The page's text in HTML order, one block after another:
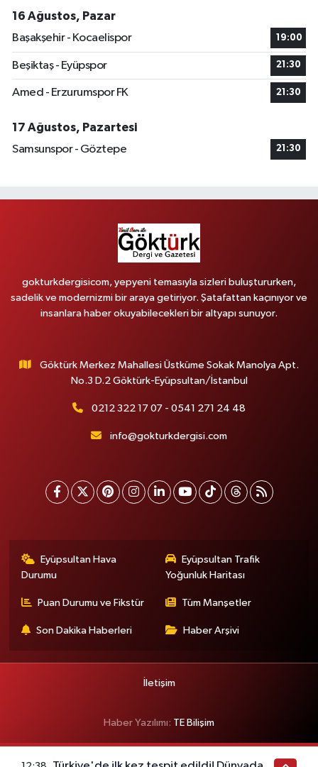
16 Ağustos, Pazar
Başakşehir - Kocaelispor
19:00
Beşiktaş - Eyüpspor 21:30
Amed - Erzurumspor FK 21:30
17 Ağustos, Pazartesi
Samsunspor - Göztepe
21:30
gokturkdergisicom, yepyeni temasıyla sizleri buluştururken,
sadelik ve modernizmi bir araya getiriyor. Şatafattan kaçınıyor ve
insanlara haber okuyabilecekleri bir altyapı sunuyor.
Göktürk Merkez Mahallesi Üstküme Sokak Manolya Apt.
No.3 D.2 Göktürk-Eyüpsultan/İstanbul
0212 322 17 07 - 0541 271 24 48
info@gokturkdergisi.com
Eyüpsultan Hava
Durumu
Eyüpsultan Trafik
Yoğunluk Haritası
Puan Durumu ve Fikstür Tüm Manşetler
Son Dakika Haberleri Haber Arşivi
İletişim
Haber Yazılımı: TE Bilişim